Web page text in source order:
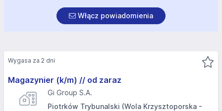
Włącz powiadomienia
Magazynier (k/m) // od zaraz
Gi Group S.A.
Piotrków Trybunalski (Wola Krzysztoporska -
Wygasa za 2 dni